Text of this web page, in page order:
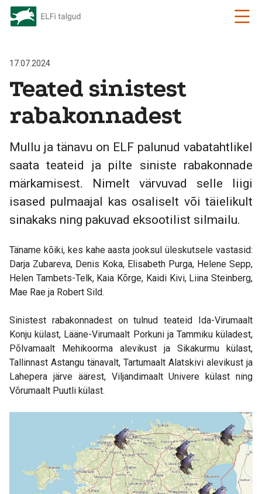
17.07.2024
Teated sinistest
rabakonnadest
Mullu ja tänavu on ELF palunud vabatahtlikel
saata teateid ja pilte siniste rabakonnade
märkamisest. Nimelt värvuvad selle liigi
isased pulmaajal kas osaliselt või täielikult
sinakaks ning pakuvad eksootilist silmailu.
Täname kõiki, kes kahe aasta jooksul üleskutsele vastasid:
Darja Zubareva, Denis Koka, Elisabeth Purga, Helene Sepp,
Helen Tambets-Telk, Kaia Kõrge, Kaidi Kivi, Liina Steinberg,
Mae Rae ja Robert Sild.
Sinistest rabakonnadest on tulnud teateid Ida-Virumaalt
Konju külast, Lääne-Virumaalt Porkuni ja Tammiku küladest,
Põlvamaalt Mehikoorma alevikust ja Sikakurmu külast,
Tallinnast Astangu tänavalt, Tartumaalt Alatskivi alevikust ja
Lahepera järve äärest, Viljandimaalt Univere külast ning
Võrumaalt Puutli külast.